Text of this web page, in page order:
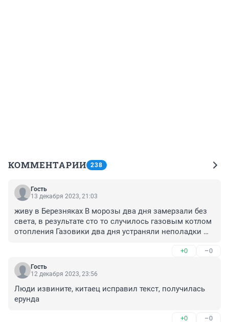
КОММЕНТАРИИ 238
Гость
13 декабря 2023, 21:03
живу в Березняках В морозы два дня замерзали без
света, в результате сто то случилось газовым котлом
отопления Газовики два дня устраняли неполадки
12 и 13 декабря со светом происходит какая то игра
то включат то выключат И так раз по 25 каждый
вечер Приходят в неисправность электроприборы из
всей семьей (2 взрослых и 2 детей)
+0 –0
Гость
12 декабря 2023, 23:56
Люди извините, китаец исправил текст, получилась
ерунда
+0 –0